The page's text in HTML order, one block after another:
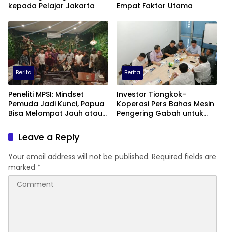
kepada Pelajar Jakarta
Empat Faktor Utama
Berita
Peneliti MPSI: Mindset
Pemuda Jadi Kunci, Papua
Bisa Melompat Jauh atau
Berita
Investor Tiongkok-
Koperasi Pers Bahas Mesin
Pengering Gabah untuk
Leave a Reply
Your email address will not be published. Required fields are
marked *